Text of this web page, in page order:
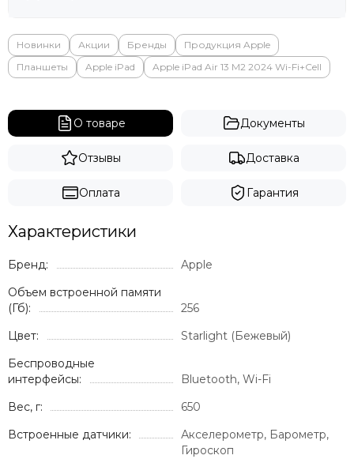
Новинки Акции Бренды
Продукция Apple
Планшеты
Apple iPad Apple iPad Air 13 M2 2024 Wi-Fi+Cell
О товаре Документы
Отзывы Доставка
Оплата Гарантия
Характеристики
Бренд:
Apple
Объем встроенной памяти
(Гб):
256
Цвет:
Starlight (Бежевый)
Беспроводные
интерфейсы:
Bluetooth, Wi-Fi
Вес, г:
650
Встроенные датчики:
Акселерометр, Барометр,
Гироскоп